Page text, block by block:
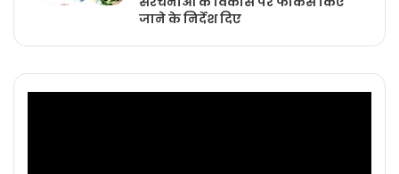
जाने के निर्देश दिए